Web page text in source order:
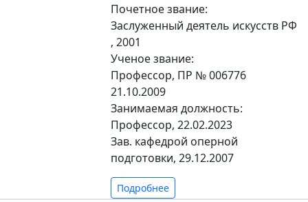
Почетное звание:
Заслуженный деятель искусств РФ
, 2001
Ученое звание:
Профессор, ПР № 006776
21.10.2009
Занимаемая должность:
Профессор, 22.02.2023
Зав. кафедрой оперной
подготовки, 29.12.2007
Подробнее